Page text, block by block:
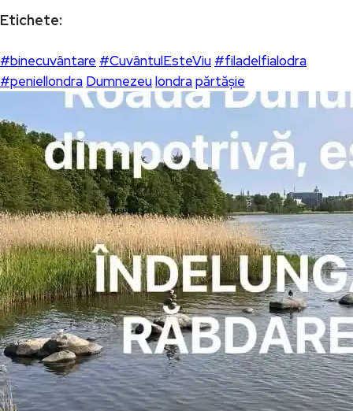
Etichete:
#binecuvântare #CuvântulEsteViu #filadelfialodra
#peniellondra Dumnezeulondrapărtășie